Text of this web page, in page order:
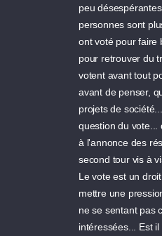
peu
personnes sont
ont voté pour faire
pour retrouver du
votent avant tout
avant de penser,
projets de
question du vote...
à l'annonce des
second tour vis à
Le vote est un
mettre une
ne se sentant pas
intéressées... Est